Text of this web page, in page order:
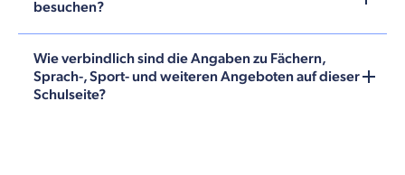
besuchen?
Wie verbindlich sind die Angaben zu Fächern,
Sprach-, Sport- und weiteren Angeboten auf dieser
Schulseite?